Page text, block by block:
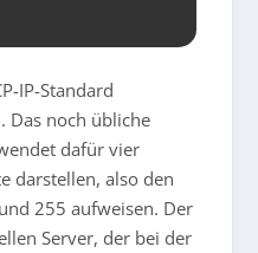
IP-Standard
Das noch übliche
dafür vier
darstellen, also den
255 aufweisen. Der
Server, der bei der